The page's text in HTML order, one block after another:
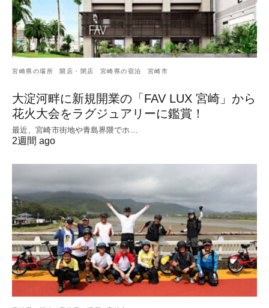
宮崎県の場所 開店・閉店 宮崎県の宿泊 宮崎市
大淀河畔に新規開業の「FAV LUX 宮崎」から
花火大会をラグジュアリーに鑑賞！
最近、宮崎市街地や青島界隈でホ…
2週間 ago